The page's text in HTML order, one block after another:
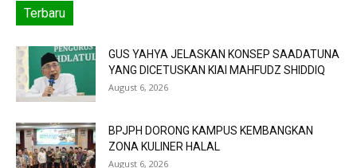
Terbaru
GUS YAHYA JELASKAN KONSEP SAADATUNA
YANG DICETUSKAN KIAI MAHFUDZ SHIDDIQ
August 6, 2026
BPJPH DORONG KAMPUS KEMBANGKAN
ZONA KULINER HALAL
August 6, 2026